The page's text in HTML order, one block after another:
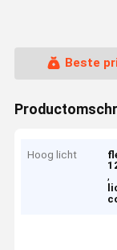
Beste
Hoog licht
,